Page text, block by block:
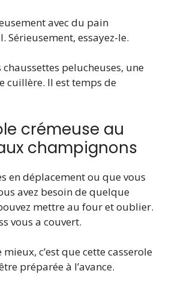
avec du pain
Sérieusement, essayez-le.
chaussettes pelucheuses, une
cuillère. Il est temps de
crémeuse au
champignons
en déplacement ou que vous
avez besoin de quelque
mettre au four et oublier.
vous a couvert.
c’est que cette casserole
préparée à l’avance.